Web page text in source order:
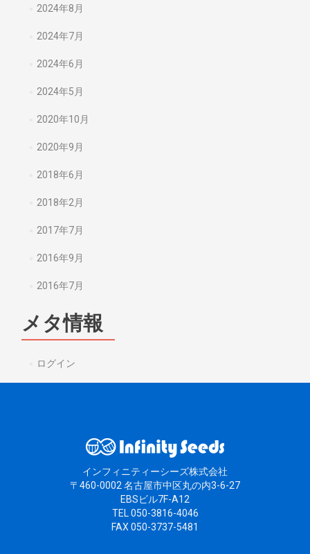
2024年8月
2024年7月
2024年6月
2024年5月
2020年10月
2020年9月
2018年6月
2018年2月
2017年7月
2016年9月
2016年7月
メタ情報
ログイン
インフィニティーシーズ株式会社
〒460-0002 名古屋市中区丸の内3-6-27
EBSビル7F-A12
TEL 050-3816-4046
FAX 050-3737-5481